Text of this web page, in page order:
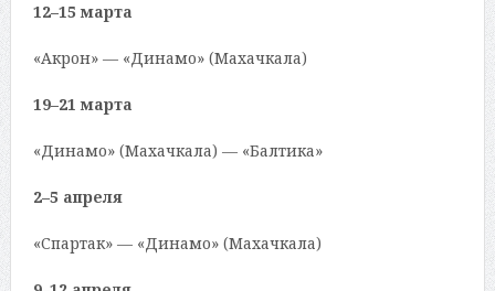
12–15 марта
«Акрон» — «Динамо» (Махачкала)
19–21 марта
«Динамо» (Махачкала) — «Балтика»
2–5 апреля
«Спартак» — «Динамо» (Махачкала)